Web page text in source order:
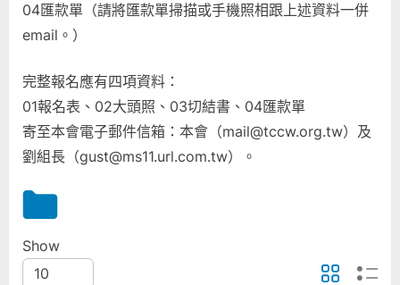
04匯款單（請將匯款單掃描或手機照相跟上述資料一併
email。）
完整報名應有四項資料：
01報名表、02大頭照、03切結書、04匯款單
寄至本會電子郵件信箱：本會（mail@tccw.org.tw）及
劉組長（gust@ms11.url.com.tw）。
Show